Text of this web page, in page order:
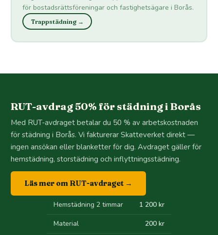
för bostadsrättsföreningar och fastighetsägare i Borås.
Trappstädning →
RUT-avdrag 50% för städning i Borås
Med RUT-avdraget betalar du 50 % av arbetskostnaden
för städning i Borås. Vi fakturerar Skatteverket direkt —
ingen ansökan eller blanketter för dig. Avdraget gäller för
hemstädning, storstädning och inflyttningsstädning.
Läs mer om RUT-avdraget →
Hemstädning 2 timmar 1 200 kr
Material 200 kr